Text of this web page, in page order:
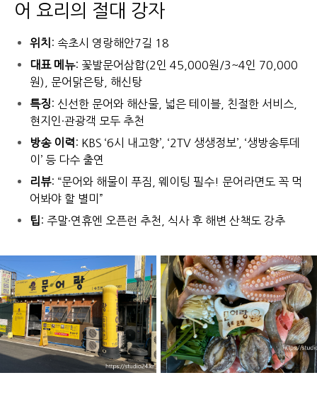
어 요리의 절대 강자
위치 : 속초시 영랑해안7길 18
대표 메뉴: 꽃발문어삼합(2인 45,000원/3~4인 70,000
원), 문어맑은탕, 해신탕
특징: 신선한 문어와 해산물, 넓은 테이블, 친절한 서비스,
현지인·관광객 모두 추천
방송 이력: KBS ‘6시 내고향’, ‘2TV 생생정보’, ‘생방송투데
이’ 등 다수 출연
리뷰: “문어와 해물이 푸짐, 웨이팅 필수! 문어라면도 꼭 먹
어봐야 할 별미”
팁 : 주말·연휴엔 오픈런 추천, 식사 후 해변 산책도 강추